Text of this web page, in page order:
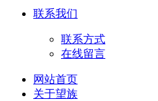
联系我们
联系方式
在线留言
网站首页
关于望族